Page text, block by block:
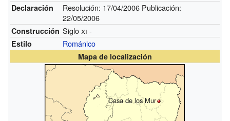
Declaración
Resolución: 17/04/2006 Publicación:
22/05/2006
Construcción Sigloxi -
Estilo Románico
Mapa de localización
Casa de los Mur